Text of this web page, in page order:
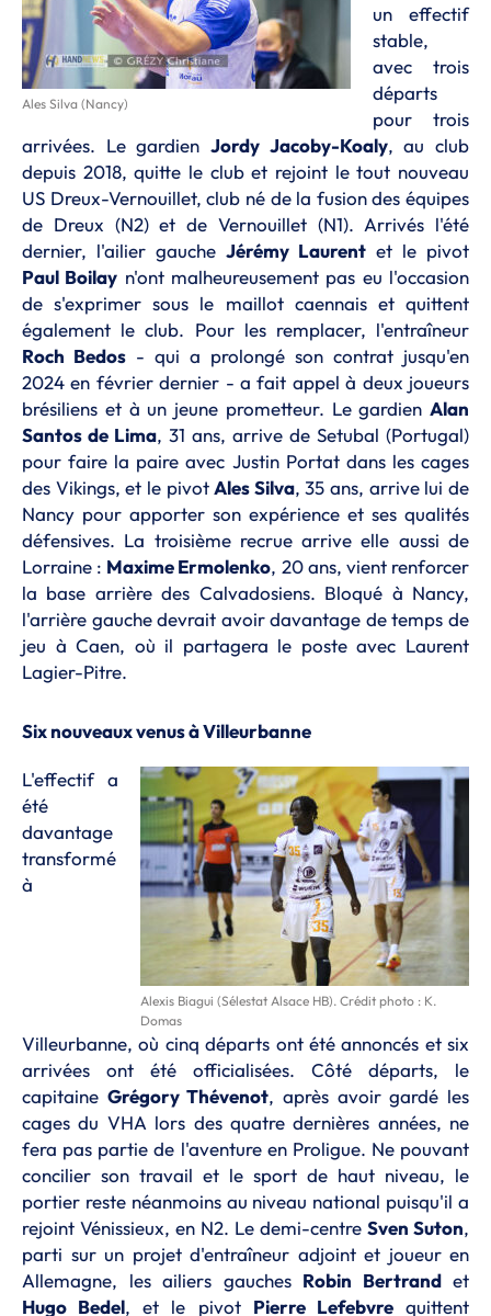
Ales Silva (Nancy)
un effectif
stable,
avec trois
départs
pour trois
arrivées. Le gardien Jordy Jacoby-Koaly, au club
depuis 2018, quitte le club et rejoint le tout nouveau
US Dreux-Vernouillet, club né de la fusion des équipes
de Dreux (N2) et de Vernouillet (N1). Arrivés l'été
dernier, l'ailier gauche Jérémy Laurent et le pivot
Paul Boilay n'ont malheureusement pas eu l'occasion
de s'exprimer sous le maillot caennais et quittent
également le club. Pour les remplacer, l'entraîneur
Roch Bedos - qui a prolongé son contrat jusqu'en
2024 en février dernier - a fait appel à deux joueurs
brésiliens et à un jeune prometteur. Le gardien Alan
Santos de Lima, 31 ans, arrive de Setubal (Portugal)
pour faire la paire avec Justin Portat dans les cages
des Vikings, et le pivotAles Silva, 35 ans, arrive lui de
Nancy pour apporter son expérience et ses qualités
défensives. La troisième recrue arrive elle aussi de
Lorraine : Maxime Ermolenko, 20 ans, vient renforcer
la base arrière des Calvadosiens. Bloqué à Nancy,
l'arrière gauche devrait avoir davantage de temps de
jeu à Caen, où il partagera le poste avec Laurent
Lagier-Pitre.
Six nouveaux venus à Villeurbanne
Alexis Biagui (Sélestat Alsace HB). Crédit photo : K.
Domas
L'effectif a
été
davantage
transformé
à
Villeurbanne, où cinq départs ont été annoncés et six
arrivées ont été officialisées. Côté départs, le
capitaine Grégory Thévenot, après avoir gardé les
cages du VHA lors des quatre dernières années, ne
fera pas partie de l'aventure en Proligue. Ne pouvant
concilier son travail et le sport de haut niveau, le
portier reste néanmoins au niveau national puisqu'il a
rejoint Vénissieux, en N2. Le demi-centre Sven Suton,
parti sur un projet d'entraîneur adjoint et joueur en
Allemagne, les ailiers gauches Robin Bertrandet
Hugo Bedel, et le pivot Pierre Lefebvrequittent